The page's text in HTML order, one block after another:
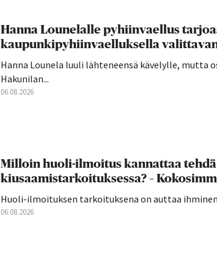
Hanna Lounelalle pyhiinvaellus
kaupunkipyhiinvaelluksella
Hanna Lounela luuli lähteneensä kävelylle, mutta
Hakunilan...
06.08.2026
Milloin huoli-ilmoitus kannattaa
kiusaamistarkoituksessa? –
Huoli-ilmoituksen tarkoituksena on auttaa
06.08.2026